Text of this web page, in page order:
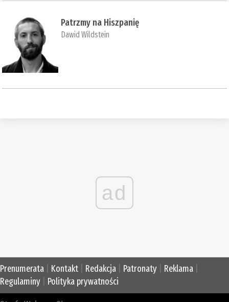
Patrzmy na Hiszpanię
Dawid Wildstein
ad
Prenumerata Kontakt Redakcja Patronaty Reklama
Regulaminy
Polityka prywatności